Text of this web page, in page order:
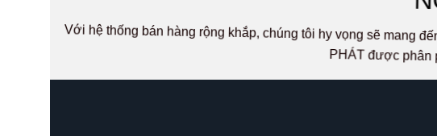
Với hệ thống bán hàng rộng khắp, chúng tôi hy vọng sẽ mang
PHÁT được phân